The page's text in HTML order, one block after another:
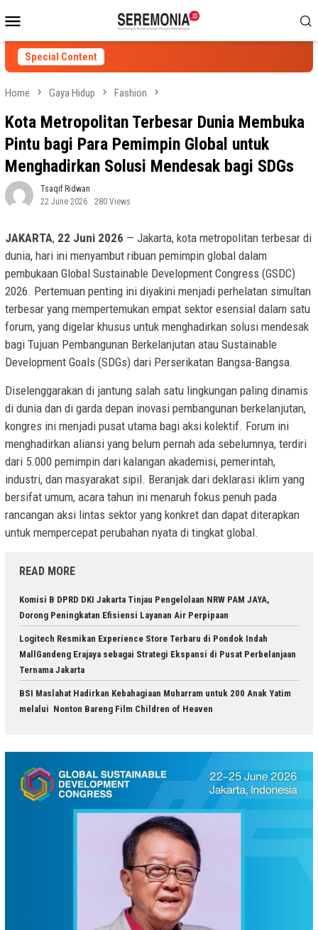
to
contentMenu
Special Content
Home Gaya Hidup Fashion
Kota Metropolitan Terbesar Dunia Membuka
Pintu bagi Para Pemimpin Global untuk
Menghadirkan Solusi Mendesak bagi SDGs
Tsaqif Ridwan
22 June 2026
280 Views
JAKARTA, 22 Juni 2026 — Jakarta, kota metropolitan terbesar di
dunia, hari ini menyambut ribuan pemimpin global dalam
pembukaan Global Sustainable Development Congress (GSDC)
2026. Pertemuan penting ini diyakini menjadi perhelatan simultan
terbesar yang mempertemukan empat sektor esensial dalam satu
forum, yang digelar khusus untuk menghadirkan solusi mendesak
bagi Tujuan Pembangunan Berkelanjutan atau Sustainable
Development Goals (SDGs) dari Perserikatan Bangsa-Bangsa.
Diselenggarakan di jantung salah satu lingkungan paling dinamis
di dunia dan di garda depan inovasi pembangunan berkelanjutan,
kongres ini menjadi pusat utama bagi aksi kolektif. Forum ini
menghadirkan aliansi yang belum pernah ada sebelumnya, terdiri
dari 5.000 pemimpin dari kalangan akademisi, pemerintah,
industri, dan masyarakat sipil. Beranjak dari deklarasi iklim yang
bersifat umum, acara tahun ini menaruh fokus penuh pada
rancangan aksi lintas sektor yang konkret dan dapat diterapkan
untuk mempercepat perubahan nyata di tingkat global.
READ MORE
Komisi B DPRD DKI Jakarta Tinjau Pengelolaan NRW PAM JAYA,
Dorong Peningkatan Efisiensi Layanan Air Perpipaan
Logitech Resmikan Experience Store Terbaru di Pondok Indah
MallGandeng Erajaya sebagai Strategi Ekspansi di Pusat Perbelanjaan
Ternama Jakarta
BSI Maslahat Hadirkan Kebahagiaan Muharram untuk 200 Anak Yatim
melalui Nonton Bareng Film Children of Heaven